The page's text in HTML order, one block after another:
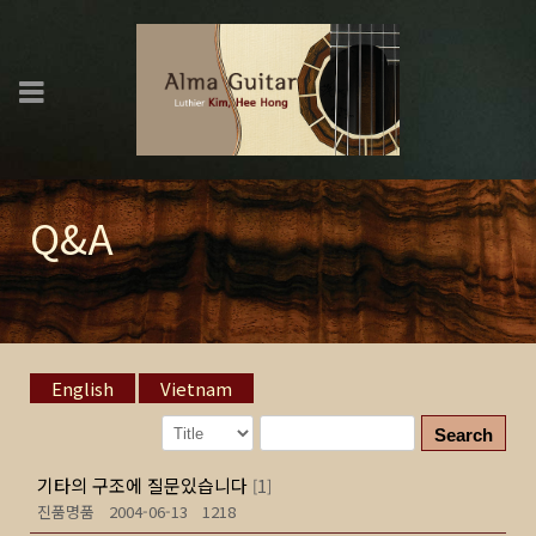
Q&A
English Vietnam
Search
기타의 구조에 질문있습니다 [1]
진품명품
2004-06-13 1218